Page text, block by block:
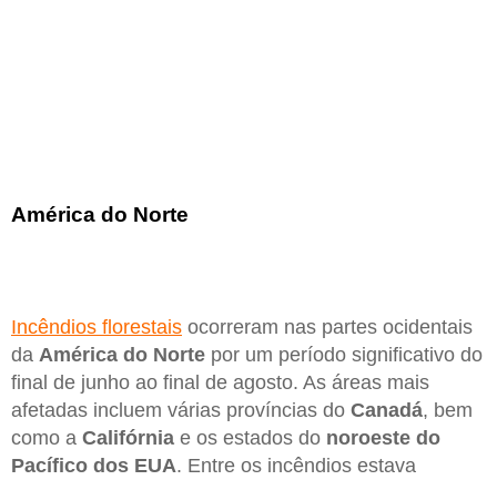
América do Norte
Incêndios florestais ocorreram nas partes ocidentais
da América do Norte por um período significativo do
final de junho ao final de agosto. As áreas mais
afetadas incluem várias províncias do Canadá, bem
como a Califórnia e os estados do noroeste do
Pacífico dos EUA. Entre os incêndios estava